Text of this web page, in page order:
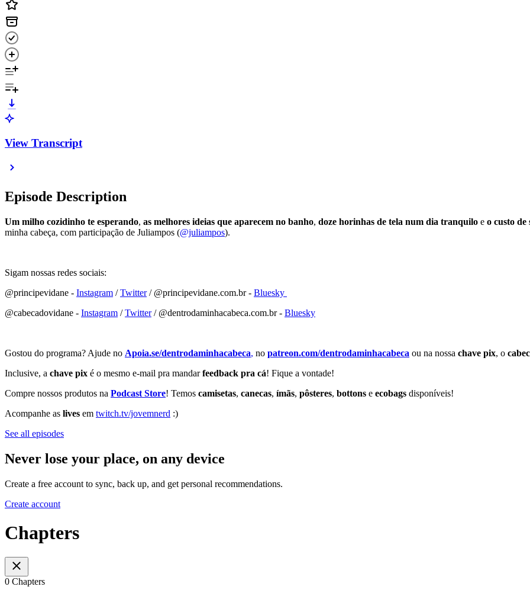
View Transcript
Episode Description
Um milho cozidinho te esperando, as melhores ideias que aparecem no banho, doze horinhas de tela num dia tranquilo e o custo de
minha cabeça, com participação de Juliampos (@juliampos).
Sigam nossas redes sociais:
@principevidane - ⁠⁠⁠⁠⁠⁠⁠⁠⁠⁠⁠⁠⁠⁠⁠⁠⁠⁠⁠⁠⁠⁠⁠⁠⁠⁠⁠⁠⁠⁠⁠⁠⁠⁠⁠⁠⁠⁠⁠⁠⁠⁠⁠⁠⁠⁠⁠⁠⁠⁠⁠⁠⁠⁠Instagram⁠⁠⁠⁠⁠⁠⁠⁠⁠⁠⁠⁠⁠⁠⁠⁠⁠⁠⁠⁠⁠⁠⁠⁠⁠⁠⁠⁠⁠⁠⁠⁠⁠⁠⁠⁠⁠⁠⁠⁠⁠⁠⁠⁠⁠⁠⁠⁠⁠⁠⁠⁠⁠⁠ /⁠⁠⁠⁠⁠⁠⁠⁠⁠⁠⁠⁠⁠⁠⁠⁠⁠⁠⁠⁠⁠⁠⁠⁠⁠⁠⁠⁠⁠⁠⁠⁠⁠⁠⁠⁠⁠⁠⁠⁠⁠⁠⁠⁠⁠⁠⁠⁠⁠⁠⁠⁠⁠⁠Twitter⁠⁠⁠⁠⁠⁠⁠⁠⁠⁠⁠⁠⁠⁠⁠⁠⁠⁠⁠⁠⁠⁠⁠⁠⁠⁠⁠⁠⁠⁠⁠⁠⁠⁠⁠⁠⁠⁠⁠⁠⁠⁠⁠⁠⁠⁠⁠⁠⁠⁠⁠⁠⁠⁠/ @principevidane.com.br - ⁠⁠⁠⁠⁠⁠⁠⁠⁠⁠⁠⁠⁠⁠⁠⁠⁠⁠⁠⁠⁠⁠⁠⁠⁠⁠⁠⁠⁠⁠⁠⁠⁠⁠⁠⁠⁠⁠⁠⁠⁠⁠⁠⁠⁠⁠⁠⁠⁠⁠⁠⁠⁠⁠Bluesky ⁠⁠⁠⁠⁠⁠⁠⁠⁠⁠⁠⁠⁠⁠⁠⁠⁠⁠⁠⁠⁠⁠⁠⁠⁠⁠⁠⁠⁠⁠⁠⁠⁠⁠⁠⁠⁠⁠⁠⁠⁠⁠⁠⁠⁠⁠⁠⁠⁠⁠⁠⁠⁠
@cabecadovidane - ⁠⁠⁠⁠⁠⁠⁠⁠⁠⁠⁠⁠⁠⁠⁠⁠⁠⁠⁠⁠⁠⁠⁠⁠⁠⁠⁠⁠⁠⁠⁠⁠⁠⁠⁠⁠⁠⁠⁠⁠⁠⁠⁠⁠⁠⁠⁠⁠⁠⁠⁠⁠⁠⁠Instagram⁠⁠⁠⁠⁠⁠⁠⁠⁠⁠⁠⁠⁠⁠⁠⁠⁠⁠⁠⁠⁠⁠⁠⁠⁠⁠⁠⁠⁠⁠⁠⁠⁠⁠⁠⁠⁠⁠⁠⁠⁠⁠⁠⁠⁠⁠⁠⁠⁠⁠⁠⁠⁠⁠ /⁠⁠⁠⁠⁠⁠⁠⁠⁠⁠⁠⁠⁠⁠⁠⁠⁠⁠⁠⁠⁠⁠⁠⁠⁠⁠⁠⁠⁠⁠⁠⁠⁠⁠⁠⁠⁠⁠⁠⁠⁠⁠⁠⁠⁠⁠⁠⁠⁠⁠⁠⁠⁠⁠Twitter⁠⁠⁠⁠⁠⁠⁠⁠⁠⁠⁠⁠⁠⁠⁠⁠⁠⁠⁠⁠⁠⁠⁠⁠⁠⁠⁠⁠⁠⁠⁠⁠⁠⁠⁠⁠⁠⁠⁠⁠⁠⁠⁠⁠⁠⁠⁠⁠⁠⁠⁠⁠⁠⁠/ @dentrodaminhacabeca.com.br - ⁠⁠⁠⁠⁠⁠⁠⁠⁠⁠⁠⁠⁠⁠⁠⁠⁠⁠⁠⁠⁠⁠⁠⁠⁠⁠⁠⁠⁠⁠⁠⁠⁠⁠⁠⁠⁠⁠⁠⁠⁠⁠⁠⁠⁠⁠⁠⁠⁠⁠⁠⁠⁠⁠Bluesky⁠⁠⁠⁠⁠⁠⁠⁠⁠⁠⁠⁠⁠⁠⁠⁠⁠⁠⁠⁠⁠⁠⁠⁠⁠⁠⁠⁠⁠⁠⁠⁠⁠⁠⁠⁠⁠⁠⁠⁠⁠⁠⁠⁠⁠⁠⁠⁠⁠⁠⁠⁠⁠⁠
Gostou do programa? Ajude no ⁠⁠⁠⁠⁠⁠⁠⁠⁠⁠Apoia.se/dentrodaminhacabeca⁠⁠⁠⁠⁠⁠⁠⁠⁠⁠⁠⁠⁠⁠⁠⁠⁠⁠⁠⁠⁠⁠⁠⁠⁠⁠⁠⁠⁠⁠⁠⁠⁠⁠⁠⁠⁠⁠⁠⁠⁠⁠⁠⁠⁠⁠⁠⁠⁠⁠⁠⁠⁠⁠,⁠⁠⁠⁠⁠⁠⁠⁠⁠⁠⁠⁠⁠⁠⁠⁠⁠⁠⁠⁠⁠⁠⁠⁠⁠⁠⁠⁠⁠⁠⁠⁠⁠⁠⁠⁠⁠⁠⁠⁠⁠⁠⁠⁠⁠⁠⁠⁠⁠⁠⁠⁠⁠⁠ no patreon.com/dentrodaminhacabeca ou na nossa chave pix, o
Inclusive, a chave pix é o mesmo e-mail pra mandarfeedback pra cá! Fique a vontade!
Compre nossos produtos na Podcast Store! Temos camisetas, canecas, ímãs, pôsteres, bottons e ecobags disponíveis!
Acompanhe as lives em ⁠⁠⁠⁠⁠⁠⁠⁠⁠⁠⁠twitch.tv/jovemnerd⁠⁠⁠⁠⁠⁠⁠⁠⁠⁠⁠ :)
See all episodes
Never lose your place, on any device
Create a free account to sync, back up, and get personal recommendations.
Create account
Chapters
0 Chapters